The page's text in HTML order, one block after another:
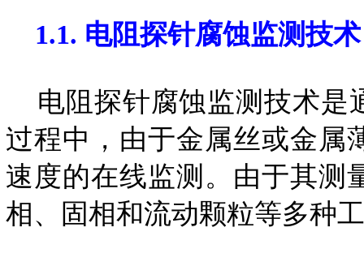
1.1. 电阻探针腐蚀监测技
电阻探针腐蚀监测技术是
过程中，由于金属丝或金属
速度的在线监测。由于其测
相、固相和流动颗粒等多种